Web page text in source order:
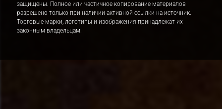
защищены. Полное или частичное копирование материалов
разрешено только при наличии активной ссылки на источник.
Торговые марки, логотипы и изображения принадлежат их
законным владельцам.